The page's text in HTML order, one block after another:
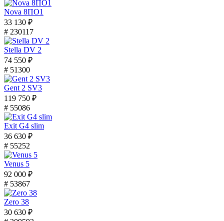
Nova 8ПО1
33 130 ₽
# 230117
Stella DV 2
74 550 ₽
# 51300
Gent 2 SV3
119 750 ₽
# 55086
Exit G4 slim
36 630 ₽
# 55252
Venus 5
92 000 ₽
# 53867
Zero 38
30 630 ₽